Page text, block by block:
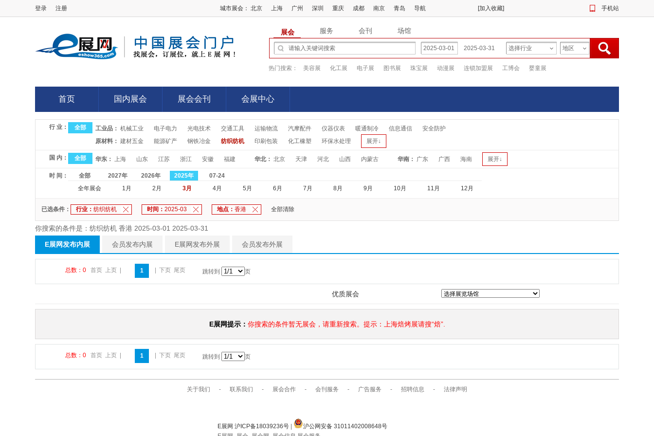
登录 注册 城市展会： 北京 上海 广州 深圳 重庆 成都 南京 青岛 导航 [加入收藏] 手机站
展会 服务 会刊 场馆
热门搜索： 美容展 化工展 电子展 图书展 珠宝展 动漫展 连锁加盟展 工博会 婴童展
首页
首页
国内展会
国内展会
展会会刊
展会会刊
会展中心
会展中心
行 业： 全部 工业品： 机械工业 电子电力 光电技术 交通工具 运输物流 汽摩配件 仪器仪表 暖通制冷 信息通信
安全防护
原材料： 建材五金 能源矿产 钢铁冶金 纺织纺机 印刷包装 化工橡塑 环保水处理 展开↓
国 内： 全部 华东： 上海 山东 江苏 浙江 安徽 福建 华北： 北京 天津 河北 山西 内蒙古 华南： 广东 广西 海南 展开↓
时 间： 全部 2027年 2026年 2025年
07-24
全年展会
1月 2月 3月 4月 5月 6月 7月 8月 9月 10月 11月 12月
已选条件： 行业： 纺织纺机 时间： 2025-03 地点： 香港 全部清除
你搜索的条件是：纺织纺机 香港 2025-03-01 2025-03-31
E展网发布内展 会员发布内展 E展网发布外展 会员发布外展
总数：0 首页 上页 1 下页 尾页 跳转到 页
优质展会
E展网提示： 你搜索的条件暂无展会，请重新搜索。提示：上海焙烤展请搜“焙”.
总数：0 首页 上页 1 下页 尾页 跳转到 页
关于我们 - 联系我们 - 展会合作 - 会刊服务 - 广告服务 - 招聘信息 - 法律声明
E展网 沪ICP备18039236号
沪公网安备 31011402008648号